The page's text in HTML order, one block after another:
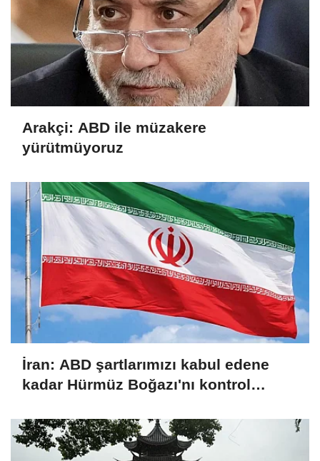
Arakçi: ABD ile müzakere
yürütmüyoruz
İran: ABD şartlarımızı kabul edene
kadar Hürmüz Boğazı'nı kontrol